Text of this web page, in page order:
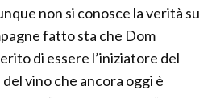
non si conosce la verità su
fatto sta che Dom
di essere l’iniziatore del
vino che ancora oggi è